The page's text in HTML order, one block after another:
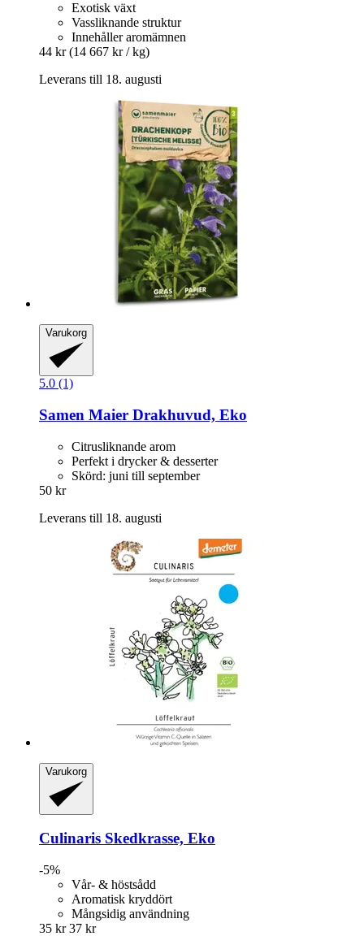
Exotisk växt
Vassliknande struktur
Innehåller aromämnen
44 kr (14 667 kr / kg)
Leverans till 18. augusti
Varukorg
5.0 (1)
Samen Maier Drakhuvud, Eko
Citrusliknande arom
Perfekt i drycker & desserter
Skörd: juni till september
50 kr
Leverans till 18. augusti
Varukorg
Culinaris Skedkrasse, Eko
-5%
Vår- & höstsådd
Aromatisk kryddört
Mångsidig användning
35 kr 37 kr